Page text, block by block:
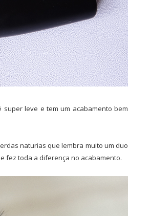
leve e tem um acabamento bem
naturias que lembra muito um duo
fez toda a diferença no acabamento.